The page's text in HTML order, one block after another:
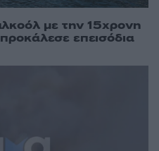
με την 15χρονη
επεισόδια